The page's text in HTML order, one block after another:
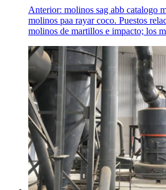
Anterior: molinos sag abb catalogo
molinos paa rayar coco. Puestos
molinos de martillos e impacto; los